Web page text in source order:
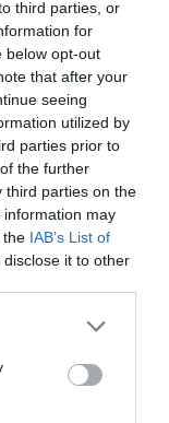
third parties, or
for
below opt-out
that after your
seeing
utilized by
parties prior to
the further
third parties on the
information may
the IAB’s List of
it to other
της